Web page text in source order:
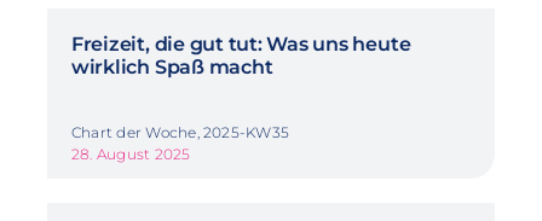
Freizeit, die gut tut: Was uns heute
wirklich Spaß macht
Chart der Woche, 2025-KW35
28. August 2025